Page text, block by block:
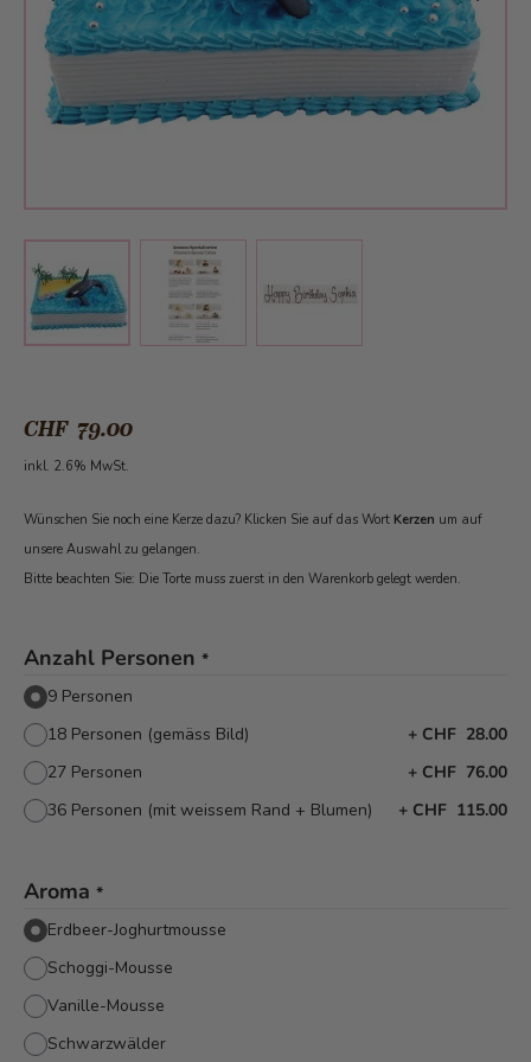
View larger imageView larger image
CHF 79.00
inkl. 2.6% MwSt.
Wünschen Sie noch eine Kerze dazu? Klicken Sie auf das Wort Kerzen um auf
unsere Auswahl zu gelangen.
Bitte beachten Sie: Die Torte muss zuerst in den Warenkorb gelegt werden.
Anzahl Personen *
9 Personen
18 Personen (gemäss Bild)
+ CHF 28.00
27 Personen
+ CHF 76.00
36 Personen (mit weissem Rand + Blumen)
+ CHF 115.00
Aroma *
Erdbeer-Joghurtmousse
Schoggi-Mousse
Vanille-Mousse
Schwarzwälder